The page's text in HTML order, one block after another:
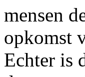
mensen
opkomst
Echter is